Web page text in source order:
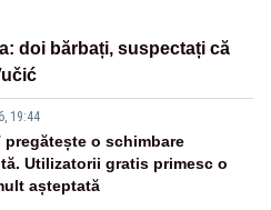
doi bărbați, suspectați că
19:44
pregătește o schimbare
Utilizatorii gratis primesc o
așteptată